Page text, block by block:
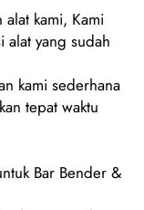
kami, Kami
yang sudah
kami sederhana
tepat waktu
Bar Bender &